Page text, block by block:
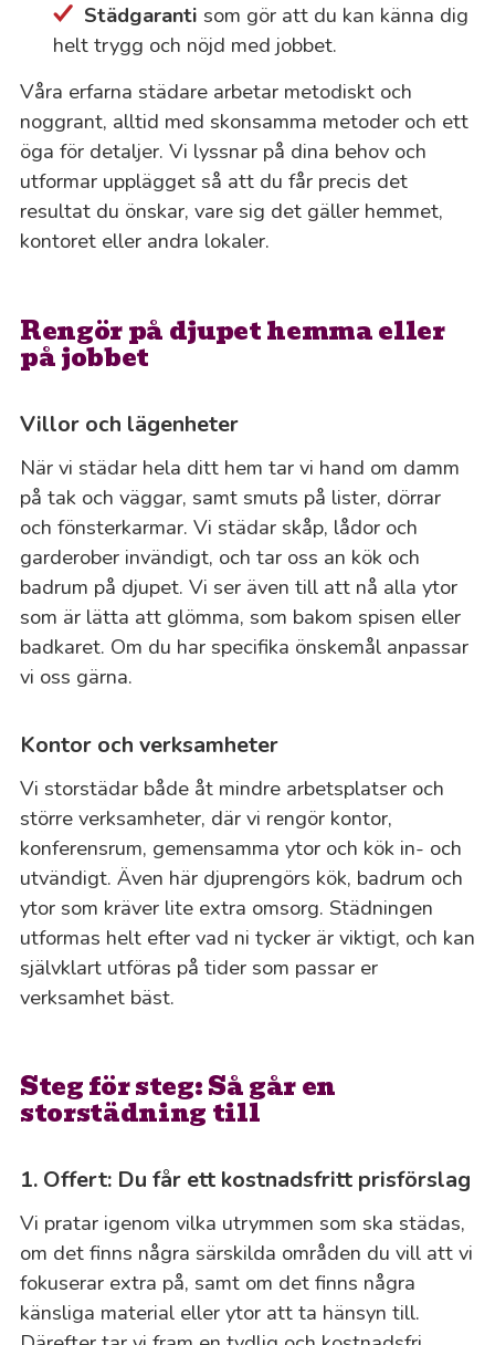
Städgaranti som gör att du kan känna dig
helt trygg och nöjd med jobbet.
Våra erfarna städare arbetar metodiskt och
noggrant, alltid med skonsamma metoder och ett
öga för detaljer. Vi lyssnar på dina behov och
utformar upplägget så att du får precis det
resultat du önskar, vare sig det gäller hemmet,
kontoret eller andra lokaler.
Rengör på djupet hemma eller
på jobbet
Villor och lägenheter
När vi städar hela ditt hem tar vi hand om damm
på tak och väggar, samt smuts på lister, dörrar
och fönsterkarmar. Vi städar skåp, lådor och
garderober invändigt, och tar oss an kök och
badrum på djupet. Vi ser även till att nå alla ytor
som är lätta att glömma, som bakom spisen eller
badkaret. Om du har specifika önskemål anpassar
vi oss gärna.
Kontor och verksamheter
Vi storstädar både åt mindre arbetsplatser och
större verksamheter, där vi rengör kontor,
konferensrum, gemensamma ytor och kök in- och
utvändigt. Även här djuprengörs kök, badrum och
ytor som kräver lite extra omsorg. Städningen
utformas helt efter vad ni tycker är viktigt, och kan
självklart utföras på tider som passar er
verksamhet bäst.
Steg för steg: Så går en
storstädning till
1. Offert: Du får ett kostnadsfritt prisförslag
Vi pratar igenom vilka utrymmen som ska städas,
om det finns några särskilda områden du vill att vi
fokuserar extra på, samt om det finns några
känsliga material eller ytor att ta hänsyn till.